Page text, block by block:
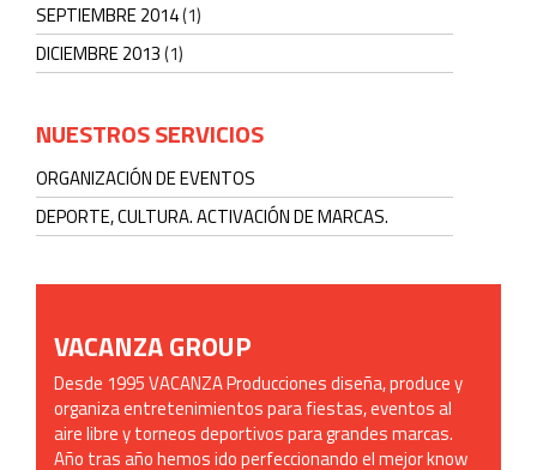
SEPTIEMBRE 2014(1)
DICIEMBRE 2013(1)
NUESTROS SERVICIOS
ORGANIZACIÓN DE EVENTOS
DEPORTE, CULTURA. ACTIVACIÓN DE MARCAS.
VACANZA GROUP
Desde 1995 VACANZA Producciones diseña, produce y
organiza entretenimientos para fiestas, eventos al
aire libre y torneos deportivos para grandes marcas.
Año tras año hemos ido perfeccionando el mejor know